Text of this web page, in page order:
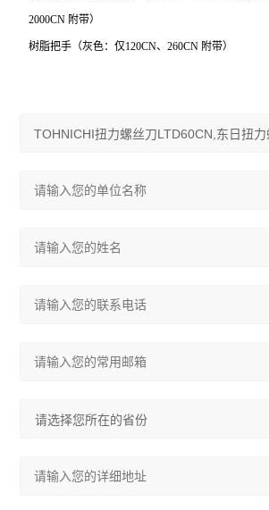
2000CN 附带）
树脂把手（灰色：仅120CN、260CN 附带）